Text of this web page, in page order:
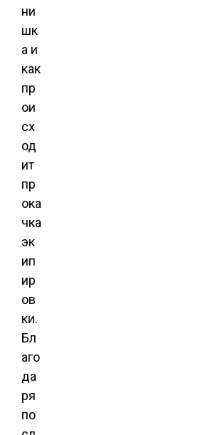
ни
шк
а и
как
пр
ои
сх
од
ит
пр
ока
чка
эк
ип
ир
ов
ки.
Бл
аго
да
ря
по